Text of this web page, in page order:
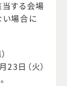
する会場
い場合に
日（火）